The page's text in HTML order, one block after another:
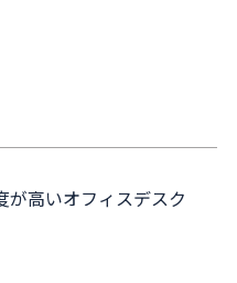
が高いオフィスデスク